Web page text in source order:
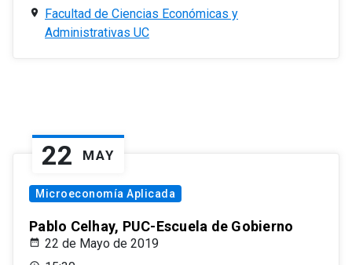
Facultad de Ciencias Económicas y
Administrativas UC
22 MAY
Microeconomía Aplicada
Pablo Celhay, PUC-Escuela de Gobierno
22 de Mayo de 2019